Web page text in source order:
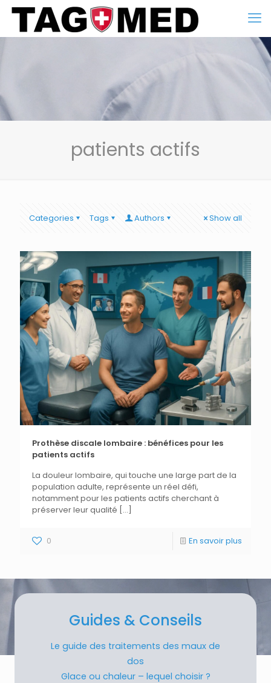
patients actifs
Categories Tags Authors Show all
Prothèse discale lombaire : bénéfices pour les
patients actifs
La douleur lombaire, qui touche une large part de la
population adulte, représente un réel défi,
notamment pour les patients actifs cherchant à
préserver leur qualité […]
0 En savoir plus
Guides & Conseils
Le guide des traitements des maux de
dos
Glace ou chaleur – lequel choisir ?